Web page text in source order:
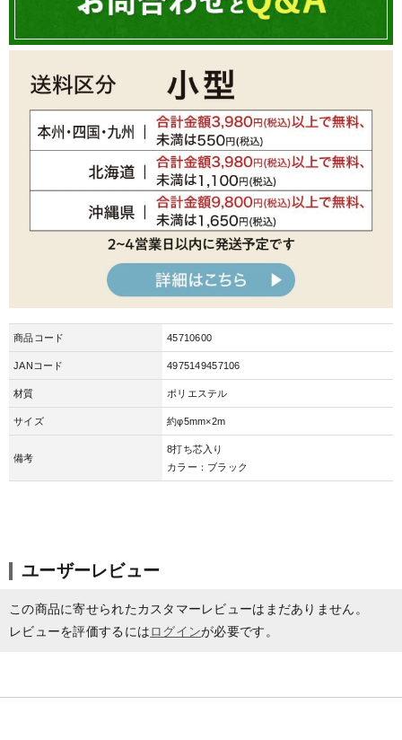
商品コード 45710600
JANコード 4975149457106
材質 ポリエステル
サイズ 約φ5mm×2m
備考
8打ち芯入り
カラー：ブラック
ユーザーレビュー
この商品に寄せられたカスタマーレビューはまだありません。
レビューを評価するにはログインが必要です。